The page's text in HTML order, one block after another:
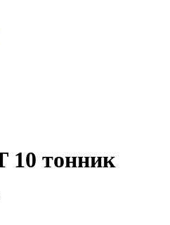
тонник